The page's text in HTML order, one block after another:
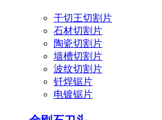
干切王切割片
石材切割片
陶瓷切割片
墙槽切割片
波纹切割片
钎焊锯片
电镀锯片